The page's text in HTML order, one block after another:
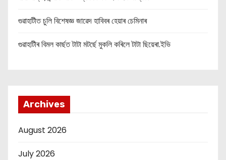
গুৱাহাটীত চুলি বিশেষজ্ঞ জাৱেদ হাবিবৰ হেয়াৰ চেমিনাৰ
গুৱাহাটীৰ বিমল কাৰ্ছত টাটা মটৰ্ছে মুকলি কৰিলে টাটা ছিয়েৰা.ইভি
Archives
August 2026
July 2026